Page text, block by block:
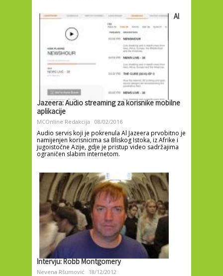
Al
Jazeera: Audio streaming za korisnike mobilne
aplikacije
MCOnline Redakcija 08/02/2016
Audio servis koji je pokrenula Al Jazeera prvobitno je
namijenjen korisnicima sa Bliskog Istoka, iz Afrike i
jugoistočne Azije, gdje je pristup video sadržajima
ograničen slabim internetom.
Intervju: Robb Montgomery
Nevena Ršumović 18/12/2012